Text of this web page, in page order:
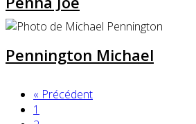
Pennington Michael
« Précédent
1